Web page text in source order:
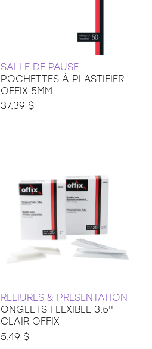
SALLE DE PAUSE
POCHETTES À PLASTIFIER
OFFIX 5MM
37.39 $
RELIURES & PRESENTATION
ONGLETS FLEXIBLE 3.5''
CLAIR OFFIX
5.49 $